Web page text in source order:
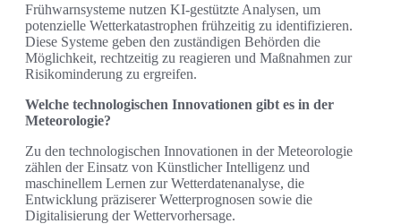
Frühwarnsysteme nutzen KI-gestützte Analysen, um
potenzielle Wetterkatastrophen frühzeitig zu identifizieren.
Diese Systeme geben den zuständigen Behörden die
Möglichkeit, rechtzeitig zu reagieren und Maßnahmen zur
Risikominderung zu ergreifen.
Welche technologischen Innovationen gibt es in der
Meteorologie?
Zu den technologischen Innovationen in der Meteorologie
zählen der Einsatz von Künstlicher Intelligenz und
maschinellem Lernen zur Wetterdatenanalyse, die
Entwicklung präziserer Wetterprognosen sowie die
Digitalisierung der Wettervorhersage.